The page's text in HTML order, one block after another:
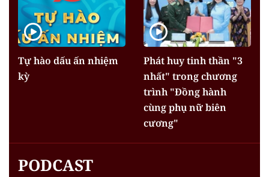
Tự hào dấu ấn nhiệm
kỳ
Phát huy tinh thần "3
nhất" trong chương
trình "Đồng hành
cùng phụ nữ biên
cương"
PODCAST